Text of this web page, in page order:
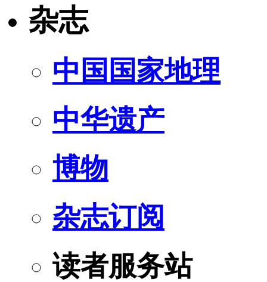
杂志
中国国家地理
中华遗产
博物
杂志订阅
读者服务站